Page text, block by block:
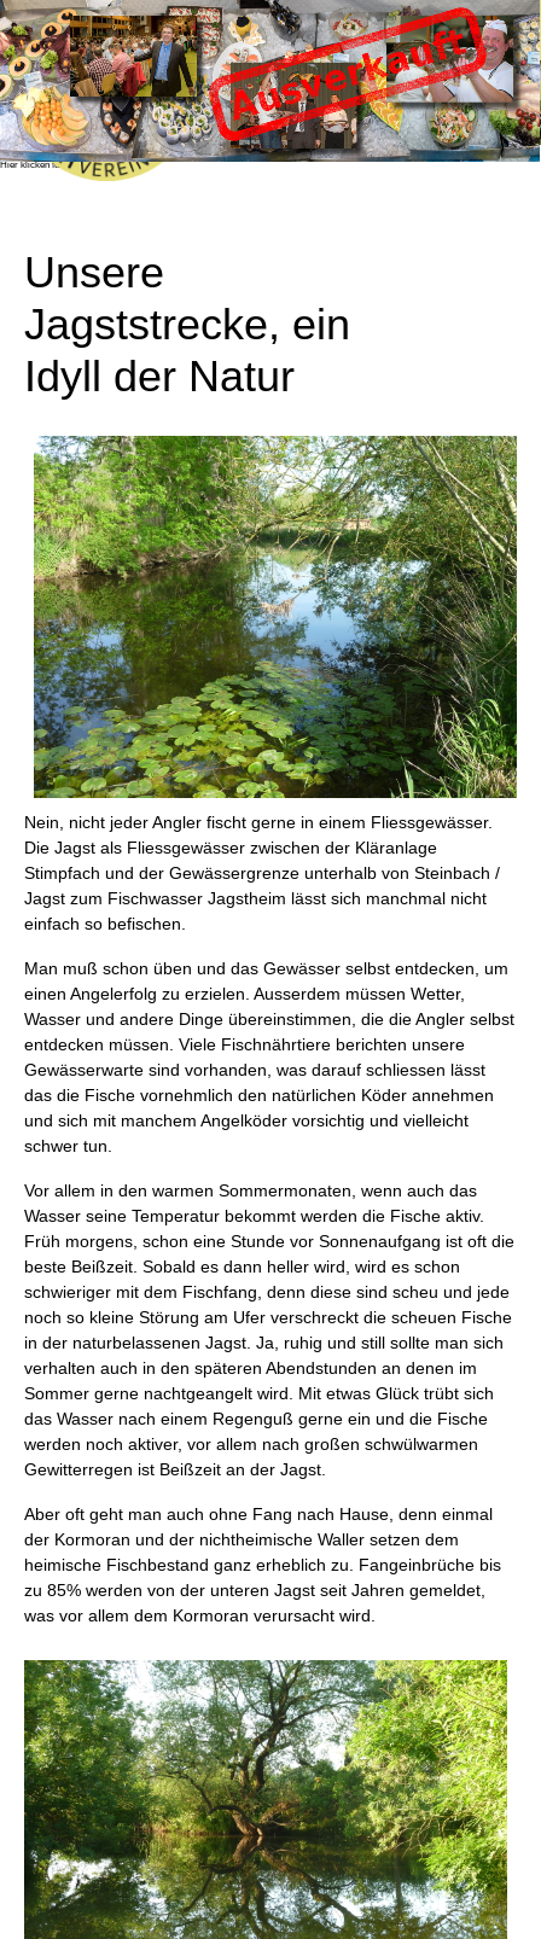
Fischessen 2026
Das beliebte und bekannte Fischessen des
Angelsportvereine Honhardt e.V. findet dieses
Jahr am Samstag, den 24.10.2026 in der
Sandberghalle in Honhardt statt.
Das Fischessen ist bereits ausverlauft!
Sie können sich mit Hilfe des "Benachrichtigen
Sie mich!" Buttons im Bestellformular in eine
Warteliste eintragen, sollten noch Karten
verfügbar werden, erhalten Sie eine
Benachrichtigung.
Wir wünschen allen Gästen einen schönen und
unterhaltsamen Abend!
Hier klicken für mehr Info!
Unsere
Jagststrecke, ein
Idyll der Natur
Nein, nicht jeder Angler fischt gerne in einem Fliessgewässer.
Die Jagst als Fliessgewässer zwischen der Kläranlage
Stimpfach und der Gewässergrenze unterhalb von Steinbach /
Jagst zum Fischwasser Jagstheim lässt sich manchmal nicht
einfach so befischen.
Man muß schon üben und das Gewässer selbst entdecken, um
einen Angelerfolg zu erzielen. Ausserdem müssen Wetter,
Wasser und andere Dinge übereinstimmen, die die Angler selbst
entdecken müssen. Viele Fischnährtiere berichten unsere
Gewässerwarte sind vorhanden, was darauf schliessen lässt
das die Fische vornehmlich den natürlichen Köder annehmen
und sich mit manchem Angelköder vorsichtig und vielleicht
schwer tun.
Vor allem in den warmen Sommermonaten, wenn auch das
Wasser seine Temperatur bekommt werden die Fische aktiv.
Früh morgens, schon eine Stunde vor Sonnenaufgang ist oft die
beste Beißzeit. Sobald es dann heller wird, wird es schon
schwieriger mit dem Fischfang, denn diese sind scheu und jede
noch so kleine Störung am Ufer verschreckt die scheuen Fische
in der naturbelassenen Jagst. Ja, ruhig und still sollte man sich
verhalten auch in den späteren Abendstunden an denen im
Sommer gerne nachtgeangelt wird. Mit etwas Glück trübt sich
das Wasser nach einem Regenguß gerne ein und die Fische
werden noch aktiver, vor allem nach großen schwülwarmen
Gewitterregen ist Beißzeit an der Jagst.
Aber oft geht man auch ohne Fang nach Hause, denn einmal
der Kormoran und der nichtheimische Waller setzen dem
heimische Fischbestand ganz erheblich zu. Fangeinbrüche bis
zu 85% werden von der unteren Jagst seit Jahren gemeldet,
was vor allem dem Kormoran verursacht wird.